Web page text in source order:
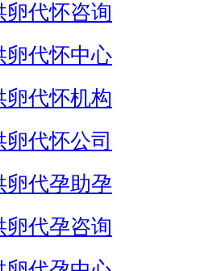
卵代怀咨询
卵代怀中心
卵代怀机构
卵代怀公司
卵代孕助孕
卵代孕咨询